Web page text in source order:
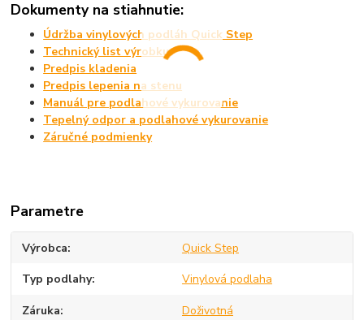
Dokumenty na stiahnutie:
Údržba vinylových podláh Quick Step
Technický list výrobku
Predpis kladenia
Predpis lepenia na stenu
Manuál pre podlahové vykurovanie
Tepelný odpor a podlahové vykurovanie
Záručné podmienky
Parametre
Výrobca Quick Step
Typ podlahy Vinylová podlaha
Záruka Doživotná